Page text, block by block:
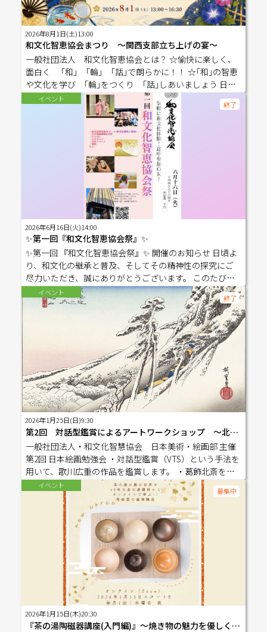
2026年8月1日(土)13:00
和文化智恵協会まつり ～関西支部立ち上げの宴～
一般社団法人 和文化智恵協会とは？ ☆愉快に楽しく、
面白く ｢和｣ ｢輪｣ ｢話｣で朗らかに！！ ☆｢和｣の智恵
や文化を学び ｢輪｣をつくり ｢話｣しあいましょう 日本
文化の専門家が集まり、智恵を共有し、次世代に伝え、
幸せな人生に導くための会です この度、関西支部を立ち
きる特別なお祭りです ご一緒しませんか！ ▼日程：2026
年８月1日（土）13時～16時30分 【スケジュール】12時30
分 受付開始13時00分‐ 開会のご挨拶 13時05分‐
和文化体験・講座スタート ①天地開闢の呼吸、宇宙
声明 ②さをり織ファッションショー ③神道の智恵 ④
ホツマツタヱ講座 ⑤米粉スイーツの紹介 ⑥着物の文様の
智恵 ⑦印鑑の智恵 ⑧飲尿療法の智恵と歌 ⑨情報推命学 16
時20分‐アンケートご入力16時25分‐集合写真・閉会の
ご挨拶 17時00分‐直会 終了後、希望者で直会を
予定しています。(別料金になります) ▼参加費 ゲスト：5,
000円(税込） 正会員：3,000円(税込）
特別会員：2,000円(税込) ▼お振込み先滋賀銀行 西陣
支店 普通463132一般社団法人 和文化智恵協会イッパン
シャダンホウジン ワブンカチエキョウカイ ※お申込
み・ご入金を持って申込を完了とさせて頂きます。 ▼
持ち物 ：特に必要ございません。カジュアルなお洋服で
大丈夫ですが、和装も大歓迎です！ ▼申込締切：7月31日
(金)18:00まで ※キャンセルの場合も7月31日までにご連
イベント
終了
2026年6月16日(火)14:00
✨第一回『和文化智恵協会祭』✨
✨第一回 『和文化智恵協会祭』✨ 開催のお知らせ 日頃よ
り、和文化の継承と普及、そしてその精神性の探究にご
尽力いただき、誠にありがとうございます。 このたび、
記念すべき第一回「和文化智恵協会祭」を開催する運び
となりました。 「お互いの活動を知り合い、広く普及に
繋げていく」ことを目的とした、和文化に関心のある方
や会員の皆様のための交流と体験の場です。 和文化に関
心をお持ちの方であれば、どなたでもご参加いただけま
すので、ぜひお気軽にご来場ください。 【開催概要】 ■
日時 2026年6月16日（火） 14:00～16:30 ■会場 としま区民
センター 小ホール （池袋駅より徒歩5分） ■参加費 1,000
円（当日受付にてお支払いください。） ※すべてのブー
スを体験いただけます。 【当日プログラム（予定）】 ・
和文化智恵協会ブース ・日本舞踊講演「日舞と美しい所
作」（愛柳香奈） ・そろばん体験（増田啓子） ・カタカ
ムナ体験（小林鷺游） ・天空イベント（笠原麻紀） ・水
墨画体験（蓮水） ・着物と日本文化（村井千春） ・日本
の心理学（秋本眞紀子） 和文化の多彩な世界を、一度に
体験できる貴重な機会です。 【ご参加予定の皆様からの
お声】 「面白そう！」 「学びたい、体験したい」 「今回
は参加できないけれど、次回はぜひ早めに案内してほし
い」 など、多くの嬉しいお声をいただいております。
【次回開催予定】 2027年2月開催予定 会場はすでに確保
しております。 今回ご都合が合わない方も、ぜひ次回の
ご参加をご検討ください。 和文化を愛する皆様との新た
なご縁と交流を、心より楽しみにしております。 ご質
問・お問い合わせは、秋本までお気軽にご連絡くださ
い。 winedaisuki321@gmail.com 皆様のご来場を心よりお
待ちしております。 和文化智恵協会
イベント
終了
2026年1月25日(日)9:30
第2回 対話型鑑賞によるアートワークショップ ～北斎を超えた絵師、歌川広重～
一般社団法人・和文化智慧協会 日本美術・絵画部 主催
第2回 日本絵画勉強会 ・対話型鑑賞（VTS）という手法を
用いて、歌川広重の作品を鑑賞します。 ・葛飾北斎を追
いかけた歌川広重の若いころから晩年までの作品を紹介
します。 ・東海道五十三次が描かれた歴史的背景なども
解説します。 ・歌川広重が編み出した独特の構図をご紹
介します。 zoomでの開催です。 絵画鑑賞のイベントで
すので、パソコンからのご参加を推奨いたします。 進
行・解説加藤あや（アートマインドコーチ）指尾成俊
（京都芸術大学卒業、VTSファシリテーター) お振込み
先：滋賀銀行 西陣支店 普通463132一般社団法人 和文
化智恵協会イッパンシャダンホウジン ワブンカチエキ
ョウカイ ※お申込み・ご入金を持って申込を完了とさ
せて頂きます。
イベント
募集中
2026年1月15日(木)20:30
『茶の湯陶磁器講座(入門編)』～焼き物の魅力を優しく深く学ぶ～